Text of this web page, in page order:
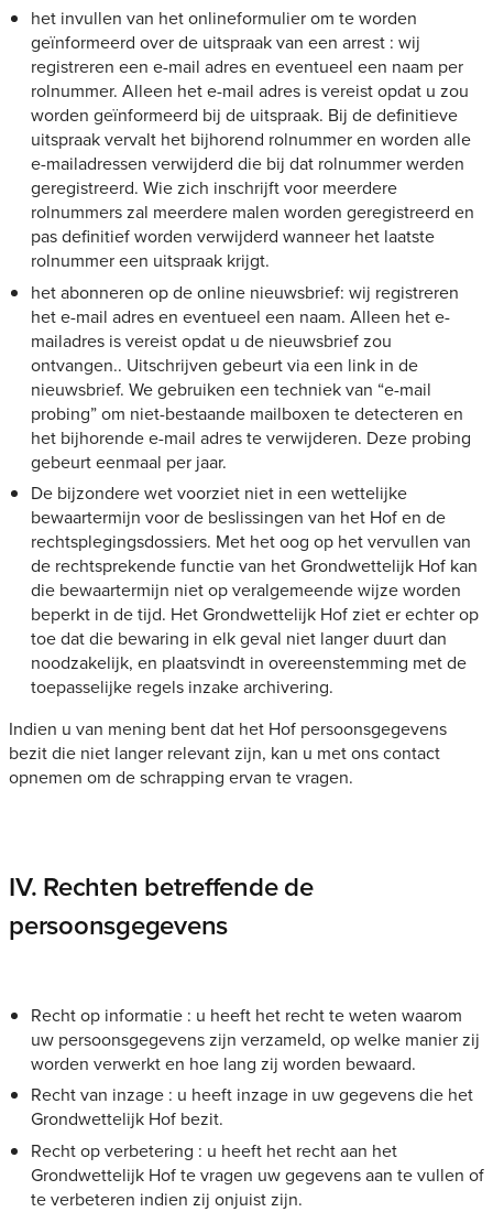
het invullen van het onlineformulier om te worden
geïnformeerd over de uitspraak van een arrest : wij
registreren een e-mail adres en eventueel een naam per
rolnummer. Alleen het e-mail adres is vereist opdat u zou
worden geïnformeerd bij de uitspraak. Bij de definitieve
uitspraak vervalt het bijhorend rolnummer en worden alle
e-mailadressen verwijderd die bij dat rolnummer werden
geregistreerd. Wie zich inschrijft voor meerdere
rolnummers zal meerdere malen worden geregistreerd en
pas definitief worden verwijderd wanneer het laatste
rolnummer een uitspraak krijgt.
het abonneren op de online nieuwsbrief: wij registreren
het e-mail adres en eventueel een naam. Alleen het e-
mailadres is vereist opdat u de nieuwsbrief zou
ontvangen.. Uitschrijven gebeurt via een link in de
nieuwsbrief. We gebruiken een techniek van “e-mail
probing” om niet-bestaande mailboxen te detecteren en
het bijhorende e-mail adres te verwijderen. Deze probing
gebeurt eenmaal per jaar.
De bijzondere wet voorziet niet in een wettelijke
bewaartermijn voor de beslissingen van het Hof en de
rechtsplegingsdossiers. Met het oog op het vervullen van
de rechtsprekende functie van het Grondwettelijk Hof kan
die bewaartermijn niet op veralgemeende wijze worden
beperkt in de tijd. Het Grondwettelijk Hof ziet er echter op
toe dat die bewaring in elk geval niet langer duurt dan
noodzakelijk, en plaatsvindt in overeenstemming met de
toepasselijke regels inzake archivering.
Indien u van mening bent dat het Hof persoonsgegevens
bezit die niet langer relevant zijn, kan u met ons contact
opnemen om de schrapping ervan te vragen.
IV. Rechten betreffende de
persoonsgegevens
Recht op informatie : u heeft het recht te weten waarom
uw persoonsgegevens zijn verzameld, op welke manier zij
worden verwerkt en hoe lang zij worden bewaard.
Recht van inzage : u heeft inzage in uw gegevens die het
Grondwettelijk Hof bezit.
Recht op verbetering : u heeft het recht aan het
Grondwettelijk Hof te vragen uw gegevens aan te vullen of
te verbeteren indien zij onjuist zijn.